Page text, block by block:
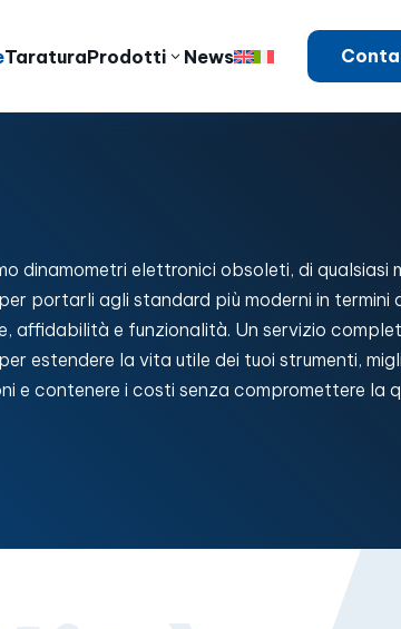
TaraturaProdotti News
dinamometri elettronici obsoleti, di qualsiasi
portarli agli standard più moderni in termini
affidabilità e funzionalità. Un servizio
estendere la vita utile dei tuoi strumenti,
e contenere i costi senza compromettere la